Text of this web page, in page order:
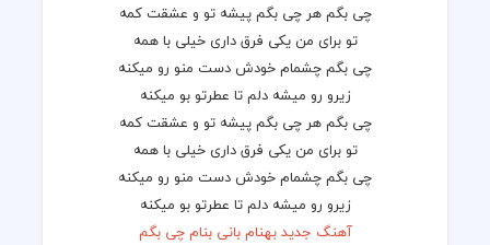
چی بگم هر چی بگم پیشه تو و عشقت کمه
تو برای من یکی فرق داری خیلی با همه
چی بگم چشمام خودش دست منو رو میکنه
زیرو رو میشه دلم تا عطرتو بو میکنه
چی بگم هر چی بگم پیشه تو و عشقت کمه
تو برای من یکی فرق داری خیلی با همه
چی بگم چشمام خودش دست منو رو میکنه
زیرو رو میشه دلم تا عطرتو بو میکنه
آهنگ جدید بهنام بانی بنام چی بگم